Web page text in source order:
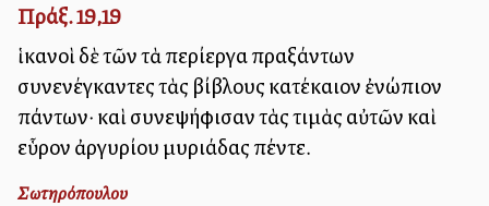
Πράξ. 19,19
ἱκανοὶ δὲ τῶν τὰ περίεργα πραξάντων
συνενέγκαντες τὰς βίβλους κατέκαιον ἐνώπιον
πάντων· καὶ συνεψήφισαν τὰς τιμὰς αὐτῶν καὶ
εὗρον ἀργυρίου μυριάδας πέντε.
Σωτηρόπουλου